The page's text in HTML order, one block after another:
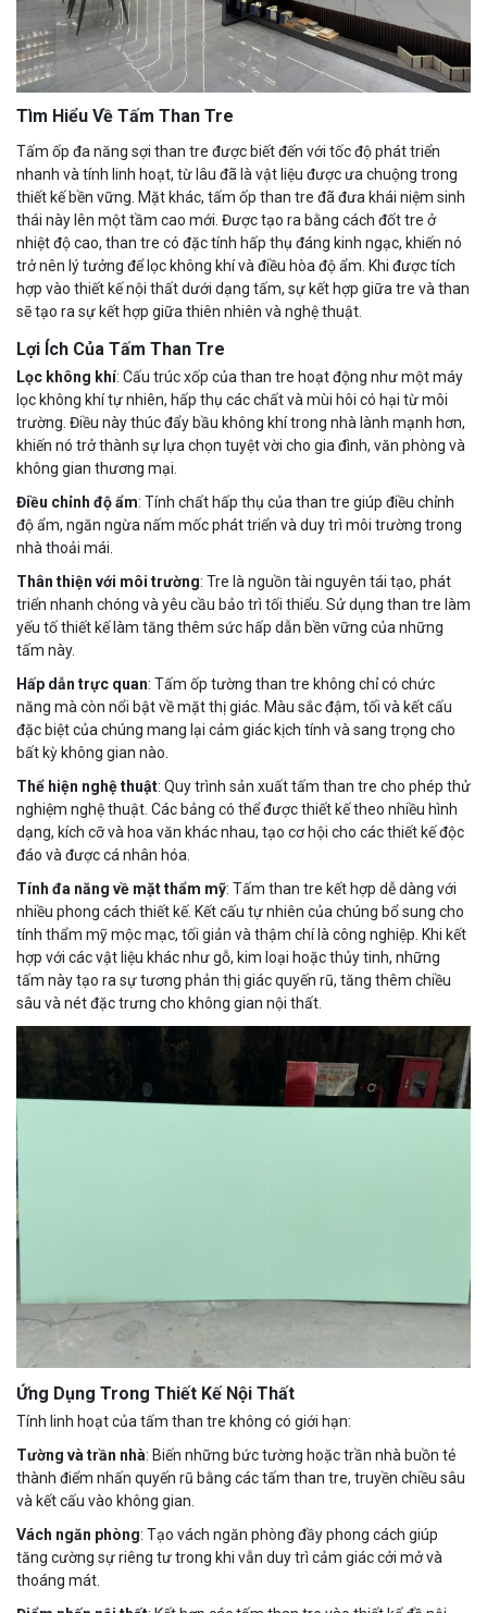
Tìm Hiểu Về Tấm Than Tre
Tấm ốp đa năng sợi than tre được biết đến với tốc độ phát triển
nhanh và tính linh hoạt, từ lâu đã là vật liệu được ưa chuộng trong
thiết kế bền vững. Mặt khác, tấm ốp than tre đã đưa khái niệm sinh
thái này lên một tầm cao mới. Được tạo ra bằng cách đốt tre ở
nhiệt độ cao, than tre có đặc tính hấp thụ đáng kinh ngạc, khiến nó
trở nên lý tưởng để lọc không khí và điều hòa độ ẩm. Khi được tích
hợp vào thiết kế nội thất dưới dạng tấm, sự kết hợp giữa tre và than
sẽ tạo ra sự kết hợp giữa thiên nhiên và nghệ thuật.
Lợi Ích Của Tấm Than Tre
Lọc không khí: Cấu trúc xốp của than tre hoạt động như một máy
lọc không khí tự nhiên, hấp thụ các chất và mùi hôi có hại từ môi
trường. Điều này thúc đẩy bầu không khí trong nhà lành mạnh hơn,
khiến nó trở thành sự lựa chọn tuyệt vời cho gia đình, văn phòng và
không gian thương mại.
Điều chỉnh độ ẩm: Tính chất hấp thụ của than tre giúp điều chỉnh
độ ẩm, ngăn ngừa nấm mốc phát triển và duy trì môi trường trong
nhà thoải mái.
Thân thiện với môi trường: Tre là nguồn tài nguyên tái tạo, phát
triển nhanh chóng và yêu cầu bảo trì tối thiểu. Sử dụng than tre làm
yếu tố thiết kế làm tăng thêm sức hấp dẫn bền vững của những
tấm này.
Hấp dẫn trực quan: Tấm ốp tường than tre không chỉ có chức
năng mà còn nổi bật về mặt thị giác. Màu sắc đậm, tối và kết cấu
đặc biệt của chúng mang lại cảm giác kịch tính và sang trọng cho
bất kỳ không gian nào.
Thể hiện nghệ thuật: Quy trình sản xuất tấm than tre cho phép thử
nghiệm nghệ thuật. Các bảng có thể được thiết kế theo nhiều hình
dạng, kích cỡ và hoa văn khác nhau, tạo cơ hội cho các thiết kế độc
đáo và được cá nhân hóa.
Tính đa năng về mặt thẩm mỹ: Tấm than tre kết hợp dễ dàng với
nhiều phong cách thiết kế. Kết cấu tự nhiên của chúng bổ sung cho
tính thẩm mỹ mộc mạc, tối giản và thậm chí là công nghiệp. Khi kết
hợp với các vật liệu khác như gỗ, kim loại hoặc thủy tinh, những
tấm này tạo ra sự tương phản thị giác quyến rũ, tăng thêm chiều
sâu và nét đặc trưng cho không gian nội thất.
Ứng Dụng Trong Thiết Kế Nội Thất
Tính linh hoạt của tấm than tre không có giới hạn:
Tường và trần nhà: Biến những bức tường hoặc trần nhà buồn tẻ
thành điểm nhấn quyến rũ bằng các tấm than tre, truyền chiều sâu
và kết cấu vào không gian.
Vách ngăn phòng: Tạo vách ngăn phòng đầy phong cách giúp
tăng cường sự riêng tư trong khi vẫn duy trì cảm giác cởi mở và
thoáng mát.